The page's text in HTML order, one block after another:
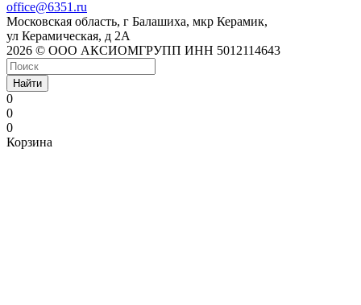
office@6351.ru
Московская область, г Балашиха, мкр Керамик,
ул Керамическая, д 2А
2026 © ООО АКСИОМГРУПП ИНН 5012114643
Найти
0
0
0
Корзина